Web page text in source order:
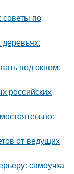
советы по
под окном:
российских
от ведущих
самоучка